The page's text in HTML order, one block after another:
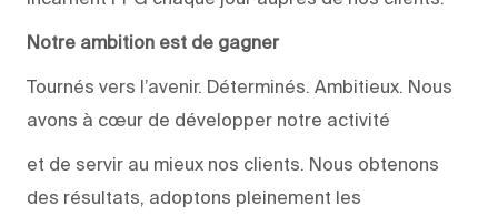
Notre ambition est de gagner
Tournés vers l’avenir. Déterminés. Ambitieux. Nous
avons à cœur de développer notre activité
et de servir au mieux nos clients. Nous obtenons
des résultats, adoptons pleinement les